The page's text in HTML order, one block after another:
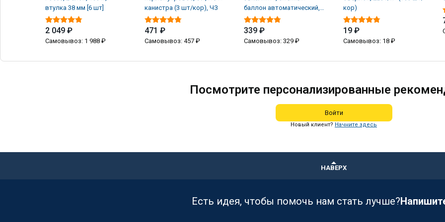
втулка 38 мм [6 шт]
2 049 ₽
Самовывоз: 1 988 ₽
канистра (3 шт/кор), ЧЗ
471 ₽
Самовывоз: 457 ₽
баллон автоматический,
250 мл (6 шт/кор)
339 ₽
Самовывоз: 329 ₽
кор)
19 ₽
Самовывоз: 18 ₽
Посмотрите персонализированные
Войти
Новый клиент? Начните здесь
НАВЕРХ
Есть идея, чтобы помочь нам стать лучше?